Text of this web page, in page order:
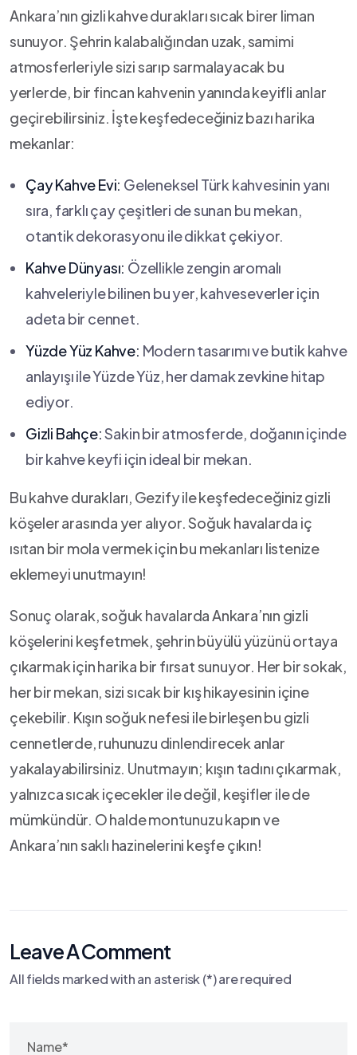
Ankara’nın⁣ gizli kahve durakları sıcak birer liman
sunuyor. Şehrin kalabalığından uzak, samimi
atmosferleriyle sizi sarıp sarmalayacak bu
⁢yerlerde, bir fincan kahvenin yanında keyifli anlar
geçirebilirsiniz. İşte keşfedeceğiniz bazı harika​
mekanlar:
Çay Kahve Evi: Geleneksel Türk kahvesinin yanı
sıra, farklı çay çeşitleri de⁣ sunan bu‍ mekan,
otantik dekorasyonu ile dikkat çekiyor.
Kahve Dünyası: Özellikle zengin aromalı
kahveleriyle bilinen bu yer, kahveseverler için
adeta bir cennet.
Yüzde Yüz Kahve: ‌Modern tasarımı ve butik kahve⁢
anlayışı ile Yüzde Yüz,‌ her damak zevkine hitap
ediyor.
Gizli Bahçe:Sakin⁢ bir atmosferde, doğanın içinde
bir kahve keyfi için ideal bir mekan.
Bu⁤ kahve durakları,⁣ Gezify ‍ile keşfedeceğiniz gizli⁤
köşeler arasında yer alıyor. Soğuk havalarda iç
ısıtan bir mola‌ vermek için bu mekanları listenize
eklemeyi ​unutmayın!
Sonuç olarak, soğuk havalarda Ankara’nın⁤ gizli
köşelerini keşfetmek, şehrin büyülü ⁣yüzünü ortaya
çıkarmak için harika bir fırsat sunuyor. Her‌ bir sokak,
her bir mekan, sizi sıcak bir kış hikayesinin içine
çekebilir. Kışın soğuk nefesi ile birleşen bu gizli
cennetlerde, ruhunuzu dinlendirecek anlar
yakalayabilirsiniz. Unutmayın; kışın‍ tadını çıkarmak,
yalnızca ‍sıcak içecekler ile değil, keşifler ile ⁣de
mümkündür. ‍O halde montunuzu kapın ve
Ankara’nın saklı hazinelerini keşfe çıkın!
Leave A Comment
All fields marked with an asterisk (*) are required